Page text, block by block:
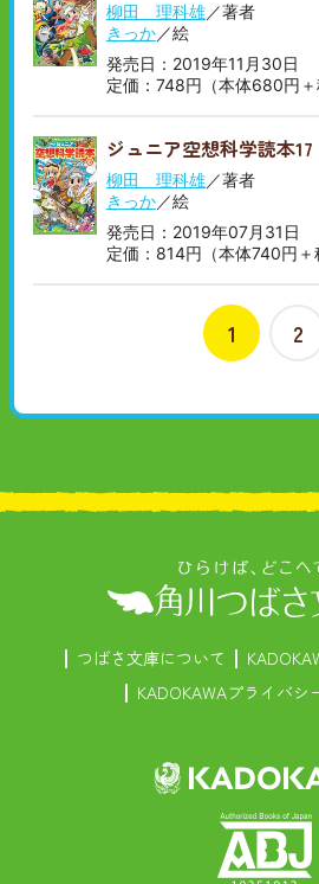
柳田 理科雄／著者
きっか／絵
発売日：2019年11月30日
定価：748円（本体680円＋
ジュニア空想科学読本17
柳田 理科雄／著者
きっか／絵
発売日：2019年07月31日
定価：814円（本体740円＋
1 2
つばさ文庫について
KADOKAWAプライバシ